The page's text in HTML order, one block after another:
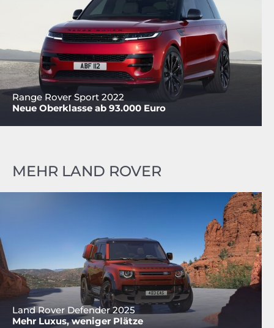
Range Rover Sport 2022
Neue Oberklasse ab 93.000 Euro
MEHR LAND ROVER
Land Rover Defender 2025
Mehr Luxus, weniger Plätze